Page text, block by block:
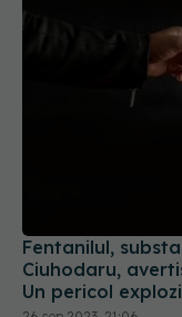
Fentanilul,
26 sep 2023, 21:06
EXCLUSIV